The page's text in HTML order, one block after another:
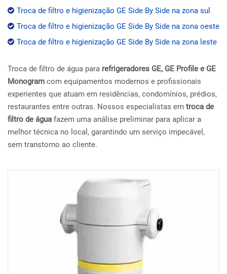
Troca de filtro e higienização GE Side By Side na zona sul
Troca de filtro e higienização GE Side By Side na zona oeste
Troca de filtro e higienização GE Side By Side na zona leste
Troca de filtro de água para refrigeradores GE, GE Profile e GE
Monogram com equipamentos modernos e profissionais
experientes que atuam em residências, condomínios, prédios,
restaurantes entre outras. Nossos especialistas em troca de
filtro de água fazem uma análise preliminar para aplicar a
melhor técnica no local, garantindo um serviço impecável,
sem transtorno ao cliente.